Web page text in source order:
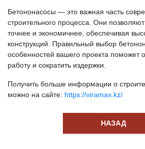
Бетононасосы — это важная часть
строительного процесса. Они
точнее и экономичнее, обеспечивая
конструкций. Правильный выбор
особенностей вашего проекта поможет
работу и сократить издержки.
Получить больше информации о
можно на сайте: https://viramax.kz/
НАЗАД